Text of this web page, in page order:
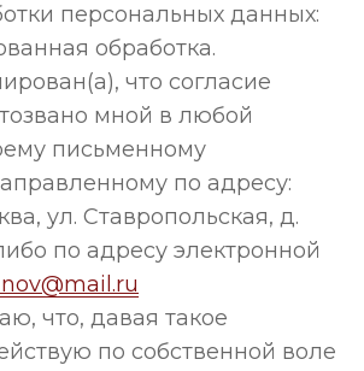
персональных данных:
обработка.
что согласие
мной в любой
письменному
по адресу:
ул. Ставропольская, д.
по адресу электронной
что, давая такое
по собственной воле